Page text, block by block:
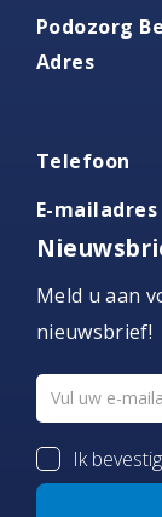
Podozorg
Adres
Telefoon
E-mailadres
Meld u aan
nieuwsbrief!